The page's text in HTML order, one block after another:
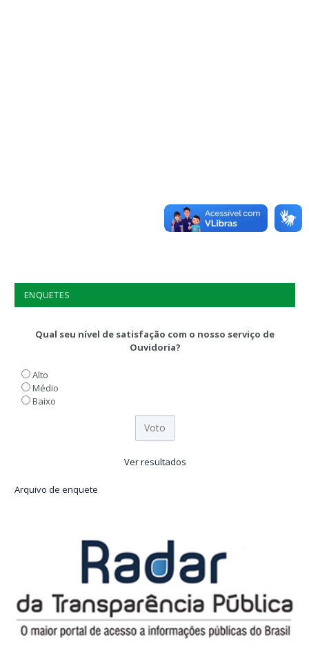
ENQUETES
Qual seu nível de satisfação com o nosso serviço de
Ouvidoria?
Alto
Médio
Baixo
Ver resultados
Arquivo de enquete